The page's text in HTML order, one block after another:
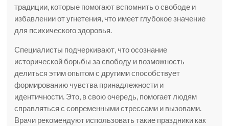
традиции, которые помогают вспомнить о свободе и
избавлении от угнетения, что имеет глубокое значение
для психического здоровья.
Специалисты подчеркивают, что осознание
исторической борьбы за свободу и возможность
делиться этим опытом с другими способствует
формированию чувства принадлежности и
идентичности. Это, в свою очередь, помогает людям
справляться с современными стрессами и вызовами.
Врачи рекомендуют использовать такие праздники как